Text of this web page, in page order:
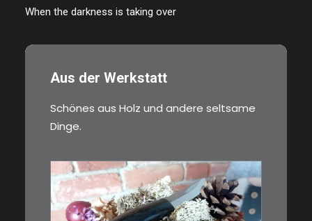
When the darkness is taking over
Aus der Werkstatt
Schönes aus Holz und andere seltsame
Dinge.
€39,00